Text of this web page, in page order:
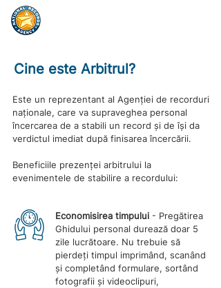
Cine este Arbitrul?
Este un reprezentant al Agenției de recorduri
naționale, care va supraveghea personal
încercarea de a stabili un record și de își da
verdictul imediat după finisarea încercării.
Beneficiile prezenței arbitrului la
evenimentele de stabilire a recordului:
Economisirea timpului - Pregătirea
Ghidului personal durează doar 5
zile lucrătoare. Nu trebuie să
pierdeți timpul imprimând, scanând
și completând formulare, sortând
fotografii și videoclipuri,